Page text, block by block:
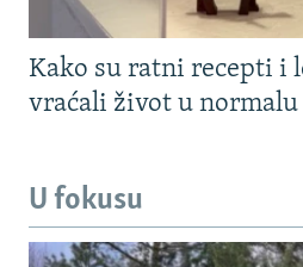
Kako su ratni recepti i
vraćali život u normalu
U fokusu